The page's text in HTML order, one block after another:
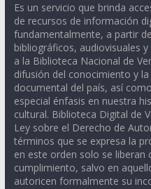
Es un servicio que brinda
de recursos de información
fundamentalmente, a partir
bibliográficos, audiovisuales
a la Biblioteca Nacional de
difusión del conocimiento y
documental del país, así
especial énfasis en nuestra
cultural. Biblioteca Digital de
Ley sobre el Derecho de
términos que se expresa la
en este orden solo se liberan
cumplimiento, salvo en
autoricen formalmente su